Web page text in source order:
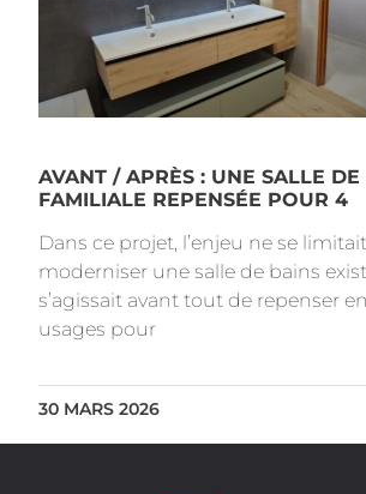
AVANT / APRÈS : UNE SALLE DE
FAMILIALE REPENSÉE POUR 4
Dans ce projet, l’enjeu ne se
moderniser une salle de bains
s’agissait avant tout de repenser
usages pour
30 MARS 2026